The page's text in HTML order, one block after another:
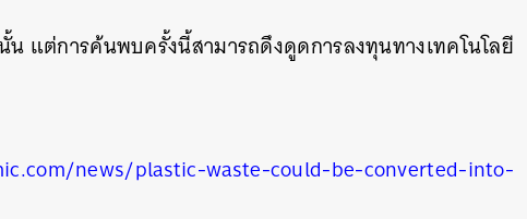
น แต่การค้นพบครั้งนี้สามารถดึงดูดการลงทุนทางเทคโนโลยี
news/plastic-waste-could-be-converted-into-